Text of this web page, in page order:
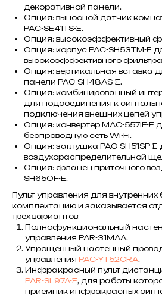
декоративной панели.
Опция: выносной датчик
PAC-SE41TS-E.
Опция: высокоэффективный
Опция: корпус PAC-SH53TM-E
высокоэффективного
Опция: вертикальная вставка
панели PAC-SH48AS-E.
Опция: комбинированный
для подсоединения к
подключения внешних цепей
Опция: конвертер MAC-557IF-E
беспроводную сеть Wi-Fi.
Опция: заглушка PAC-SH51SP-E
воздухораспределительной
Опция: фланец приточного
SH65OF-E.
Пульт управления для внутренних
комплектацию и заказывается
трёх вариантов:
Полнофункциональный
управления PAR-31MAA.
Упрощённый настенный
управления PAC-YT52CRA.
Инфракрасный пульт
PAR-SL97A-E, для работы
приёмник инфракрасных